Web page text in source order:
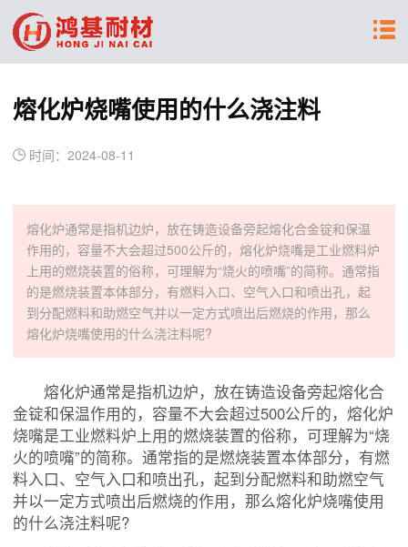
熔化炉烧嘴使用的什么浇注料
时间：2024-08-11
熔化炉通常是指机边炉，放在铸造设备旁起熔化合金锭和保温
作用的，容量不大会超过500公斤的，熔化炉烧嘴是工业燃料炉
上用的燃烧装置的俗称，可理解为“烧火的喷嘴”的简称。通常指
的是燃烧装置本体部分，有燃料入口、空气入口和喷出孔，起
到分配燃料和助燃空气并以一定方式喷出后燃烧的作用，那么
熔化炉烧嘴使用的什么浇注料呢?
熔化炉通常是指机边炉，放在铸造设备旁起熔化合
金锭和保温作用的，容量不大会超过500公斤的，熔化炉
烧嘴是工业燃料炉上用的燃烧装置的俗称，可理解为“烧
火的喷嘴”的简称。通常指的是燃烧装置本体部分，有燃
料入口、空气入口和喷出孔，起到分配燃料和助燃空气
并以一定方式喷出后燃烧的作用，那么熔化炉烧嘴使用
的什么浇注料呢?